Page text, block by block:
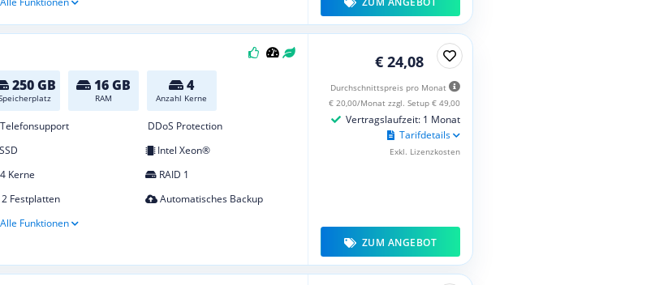
250 GB 16 GB
RAM
4
Anzahl Kerne
Telefonsupport
DDoS Protection
SSD
Intel Xeon®
4 Kerne
RAID 1
2 Festplatten
Automatisches Backup
Alle Funktionen
€ 24,08
Durchschnittspreis pro Monat
€ 20,00/Monat zzgl. Setup € 49,00
Vertragslaufzeit: 1 Monat
Tarifdetails
Exkl. Lizenzkosten
ZUM ANGEBOT